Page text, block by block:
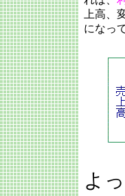
上高、
になっ
よ